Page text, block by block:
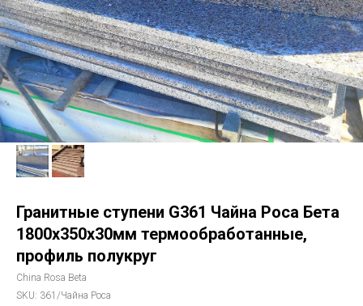
Гранитные ступени G361 Чайна Роса Бета
1800х350х30мм термообработанные,
профиль полукруг
China Rosa Beta
SKU: 361/Чайна Роса